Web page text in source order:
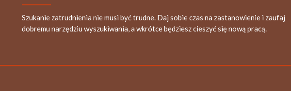
Szukanie zatrudnienia nie musi być trudne. Daj sobie czas na zastanowienie i zaufaj
dobremu narzędziu wyszukiwania, a wkrótce będziesz cieszyć się nową pracą.